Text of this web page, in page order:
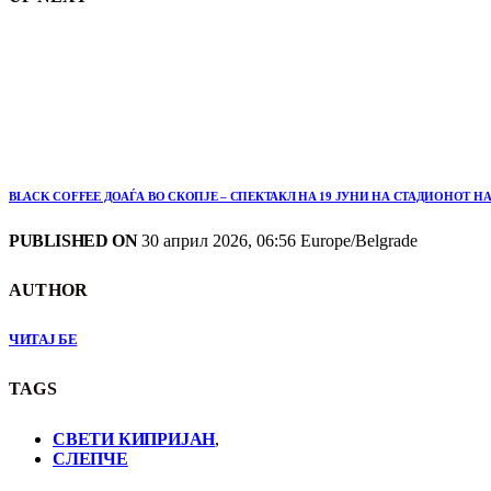
BLACK COFFEE ДОАЃА ВО СКОПЈЕ – СПЕКТАКЛ НА 19 ЈУНИ НА СТАДИОНОТ
PUBLISHED ON30 април 2026, 06:56 Europe/Belgrade
AUTHOR
ЧИТАЈ БЕ
TAGS
СВЕТИ КИПРИЈАН,
СЛЕПЧЕ